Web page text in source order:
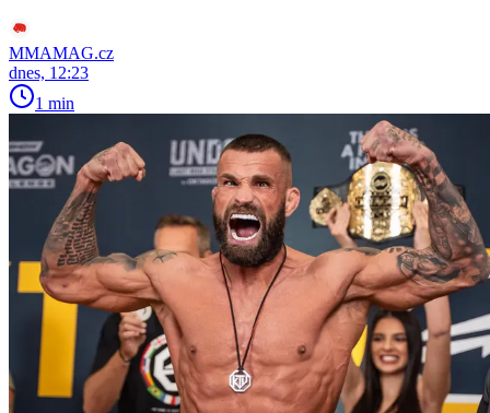
MMAMAG.cz
dnes, 12:23
1 min